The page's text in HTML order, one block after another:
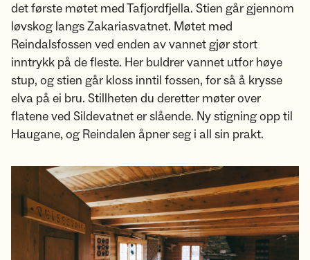
det første møtet med Tafjordfjella. Stien går gjennom
løvskog langs Zakariasvatnet. Møtet med
Reindalsfossen ved enden av vannet gjør stort
inntrykk på de fleste. Her buldrer vannet utfor høye
stup, og stien går kloss inntil fossen, for så å krysse
elva på ei bru. Stillheten du deretter møter over
flatene ved Sildevatnet er slående. Ny stigning opp til
Haugane, og Reindalen åpner seg i all sin prakt.